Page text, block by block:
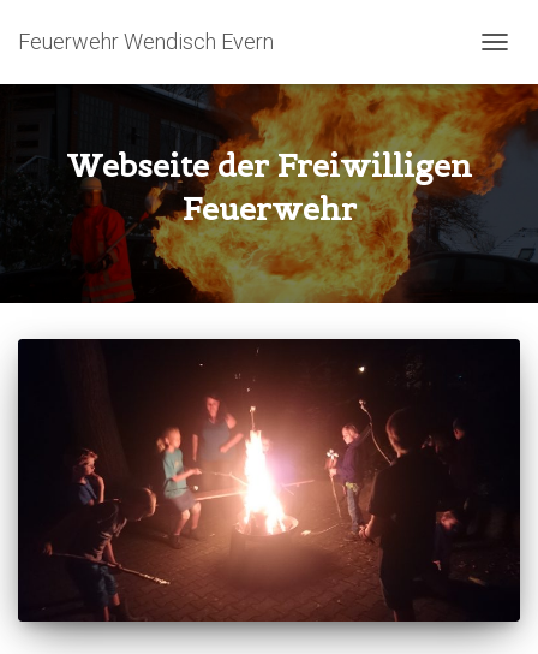
Feuerwehr Wendisch Evern
Webseite der Freiwilligen
Feuerwehr